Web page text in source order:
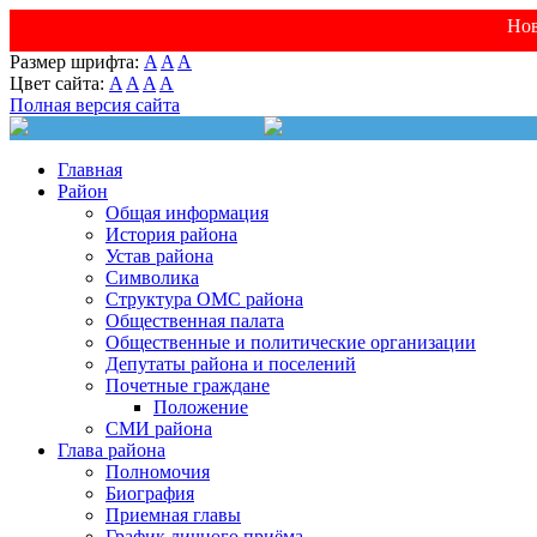
Размер шрифта: A A A
Цвет сайта: A A A A
Полная версия сайта
Главная
Район
Общая информация
История района
Устав района
Символика
Структура ОМС района
Общественная палата
Общественные и политические организации
Депутаты района и поселений
Почетные граждане
Положение
СМИ района
Глава района
Полномочия
Биография
Приемная главы